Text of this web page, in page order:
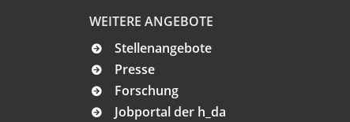
WEITERE ANGEBOTE
Stellenangebote
Presse
Forschung
Jobportal der h_da